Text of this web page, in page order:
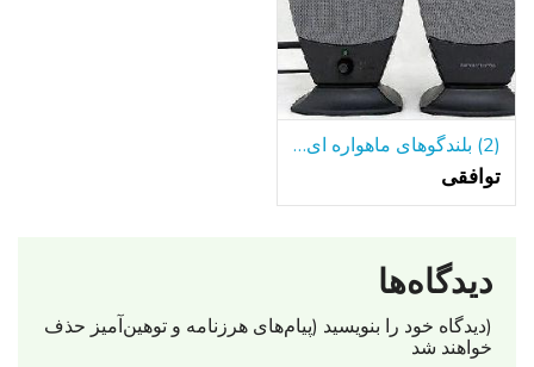
(2) بلندگوهای ماهواره ای هارمون Kardon برای سیستم بلندگو کامپیوتر ؛ فروش
توافقی
دیدگاه‌ها
(دیدگاه خود را بنویسید (پیام‌های هرزنامه‌ و توهین‌آمیز حذف
خواهند شد